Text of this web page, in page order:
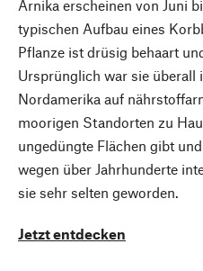
Arnika erscheinen von Juni
typischen Aufbau eines
Pflanze ist drüsig behaart
Ursprünglich war sie überall
Nordamerika auf
moorigen Standorten zu
ungedüngte Flächen gibt
wegen über Jahrhunderte
sie sehr selten geworden.
Jetzt entdecken